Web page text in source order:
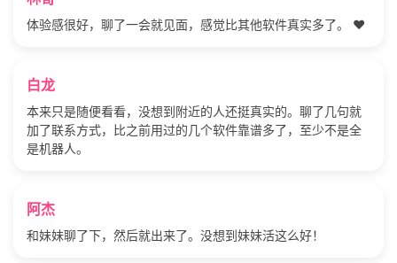
体验感很好，聊了一会就见面，感觉比其他软件真实多了。 ❤️
白龙
本来只是随便看看，没想到附近的人还挺真实的。聊了几句就
加了联系方式，比之前用过的几个软件靠谱多了，至少不是全
是机器人。
阿杰
和妹妹聊了下，然后就出来了。没想到妹妹活这么好！